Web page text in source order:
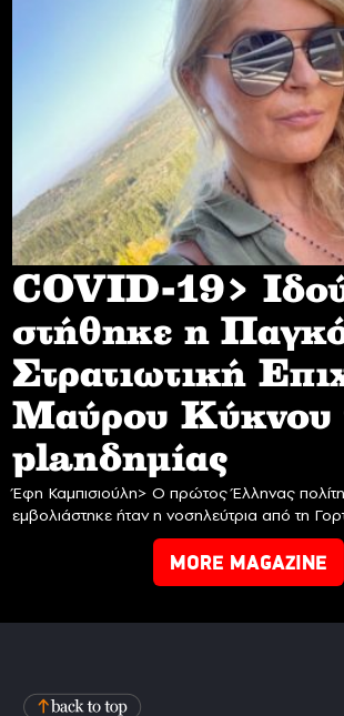
COVID-19>
στήθηκε η
Στρατιωτική
Mαύρου Κύκνου
planδημίας
Έφη Καμπισιούλη> Ο πρώτος Έλληνας
εμβολιάστηκε ήταν η νοσηλεύτρια από τη
MORE MAGAZINE